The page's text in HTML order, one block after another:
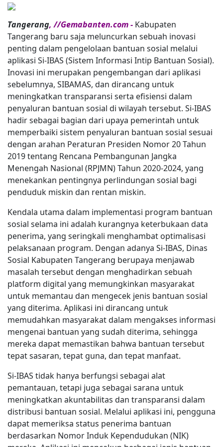
Tangerang, //Gemabanten.com - Kabupaten
Tangerang baru saja meluncurkan sebuah inovasi
penting dalam pengelolaan bantuan sosial melalui
aplikasi Si-IBAS (Sistem Informasi Intip Bantuan Sosial).
Inovasi ini merupakan pengembangan dari aplikasi
sebelumnya, SIBAMAS, dan dirancang untuk
meningkatkan transparansi serta efisiensi dalam
penyaluran bantuan sosial di wilayah tersebut. Si-IBAS
hadir sebagai bagian dari upaya pemerintah untuk
memperbaiki sistem penyaluran bantuan sosial sesuai
dengan arahan Peraturan Presiden Nomor 20 Tahun
2019 tentang Rencana Pembangunan Jangka
Menengah Nasional (RPJMN) Tahun 2020-2024, yang
menekankan pentingnya perlindungan sosial bagi
penduduk miskin dan rentan miskin.
Kendala utama dalam implementasi program bantuan
sosial selama ini adalah kurangnya keterbukaan data
penerima, yang seringkali menghambat optimalisasi
pelaksanaan program. Dengan adanya Si-IBAS, Dinas
Sosial Kabupaten Tangerang berupaya menjawab
masalah tersebut dengan menghadirkan sebuah
platform digital yang memungkinkan masyarakat
untuk memantau dan mengecek jenis bantuan sosial
yang diterima. Aplikasi ini dirancang untuk
memudahkan masyarakat dalam mengakses informasi
mengenai bantuan yang sudah diterima, sehingga
mereka dapat memastikan bahwa bantuan tersebut
tepat sasaran, tepat guna, dan tepat manfaat.
Si-IBAS tidak hanya berfungsi sebagai alat
pemantauan, tetapi juga sebagai sarana untuk
meningkatkan akuntabilitas dan transparansi dalam
distribusi bantuan sosial. Melalui aplikasi ini, pengguna
dapat memeriksa status penerima bantuan
berdasarkan Nomor Induk Kependudukan (NIK)